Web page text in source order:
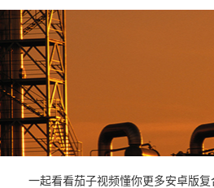
一起看看茄子视频懂你更多安卓版复